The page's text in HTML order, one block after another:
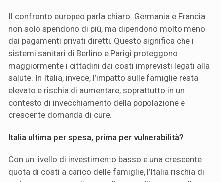
Il confronto europeo parla chiaro: Germania e Francia
non solo spendono di più, ma dipendono molto meno
dai pagamenti privati diretti. Questo significa che i
sistemi sanitari di Berlino e Parigi proteggono
maggiormente i cittadini dai costi imprevisti legati alla
salute. In Italia, invece, l’impatto sulle famiglie resta
elevato e rischia di aumentare, soprattutto in un
contesto di invecchiamento della popolazione e
crescente domanda di cure.
Italia ultima per spesa, prima per vulnerabilità?
Con un livello di investimento basso e una crescente
quota di costi a carico delle famiglie, l’Italia rischia di